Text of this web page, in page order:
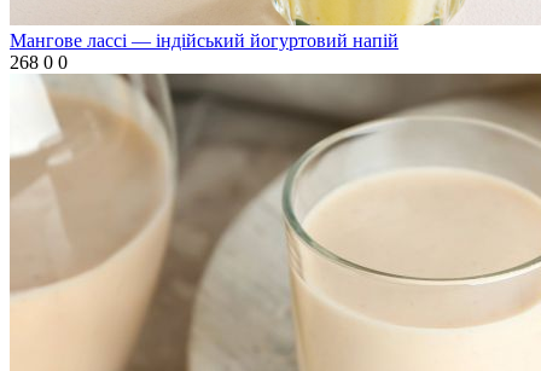
Мангове лассі — індійський йогуртовий напій
268 0 0